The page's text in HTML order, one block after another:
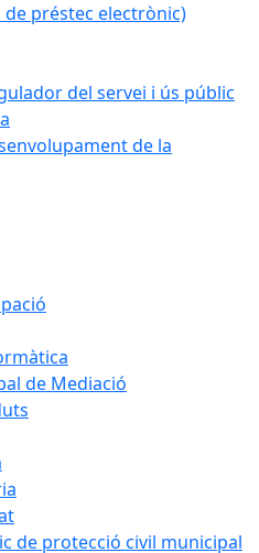
de préstec electrònic)
del servei i ús públic
de la
de Mediació
de protecció civil municipal